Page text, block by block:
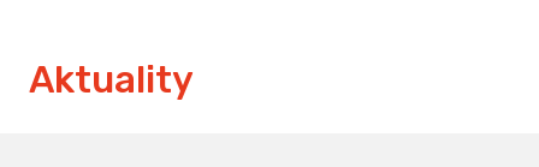
Aktuality